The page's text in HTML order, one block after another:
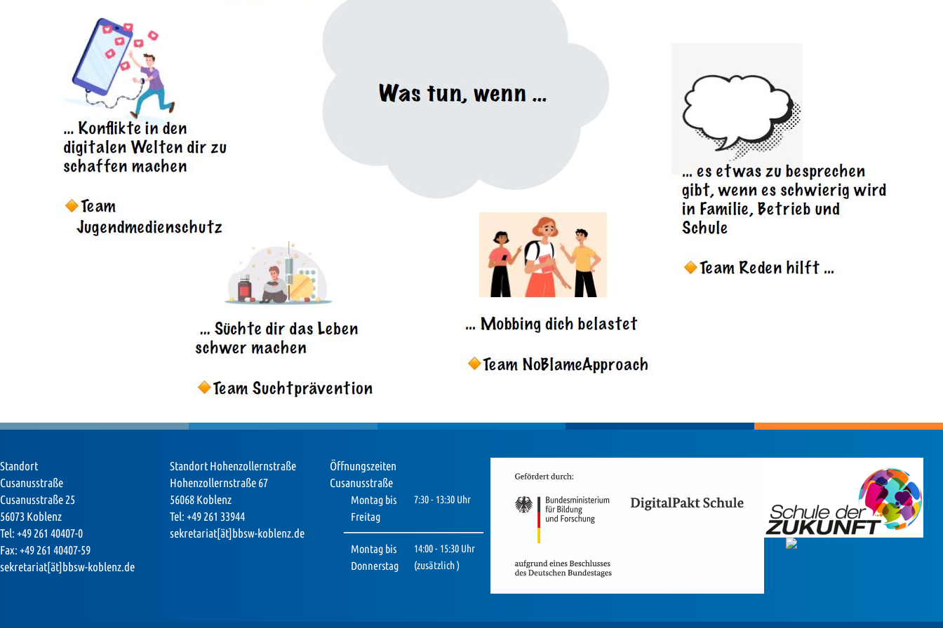
Standort
Cusanusstraße
Cusanusstraße 25
56073 Koblenz
Tel: +49 261 40407-0
Fax: +49 261 40407-59
sekretariat[ät]bbsw-koblenz.de
Standort Hohenzollernstraße
Hohenzollernstraße 67
56068 Koblenz
Tel: +49 261 33944
sekretariat[ät]bbsw-koblenz.de
Öffnungszeiten
Cusanusstraße
Montag bis
Freitag
7:30 - 13:30 Uhr
Montag bis
Donnerstag
14:00 - 15:30 Uhr
(zusätzlich )